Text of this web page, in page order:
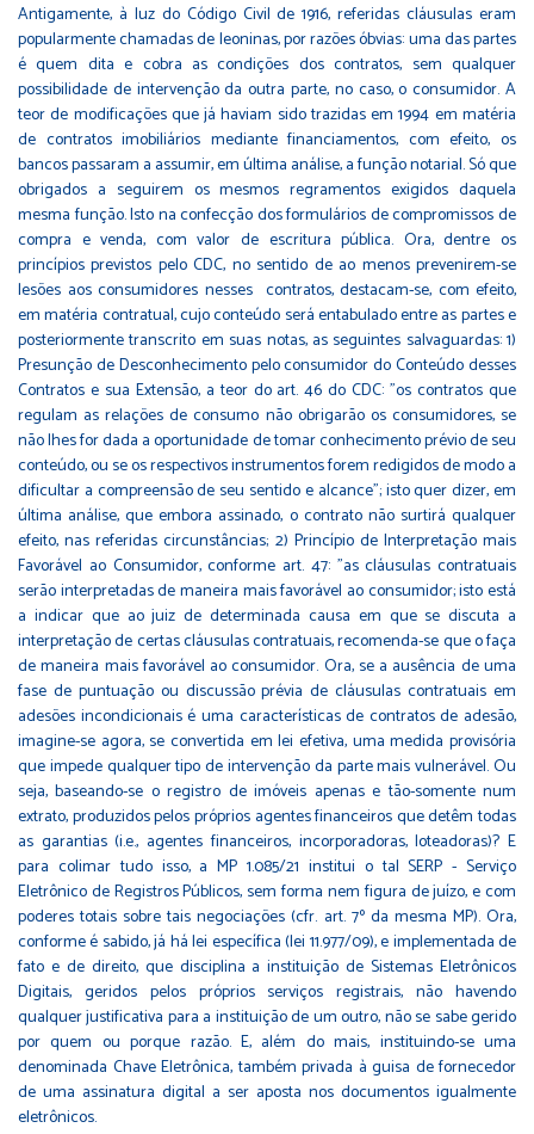
Antigamente, à luz do Código Civil de 1916, referidas cláusulas eram
popularmente chamadas de leoninas, por razões óbvias: uma das partes
é quem dita e cobra as condições dos contratos, sem qualquer
possibilidade de intervenção da outra parte, no caso, o consumidor. A
teor de modificações que já haviam sido trazidas em 1994 em matéria
de contratos imobiliários mediante financiamentos, com efeito, os
bancos passaram a assumir, em última análise, a função notarial. Só que
obrigados a seguirem os mesmos regramentos exigidos daquela
mesma função. Isto na confecção dos formulários de compromissos de
compra e venda, com valor de escritura pública. Ora, dentre os
princípios previstos pelo CDC, no sentido de ao menos prevenirem-se
lesões aos consumidores nesses contratos, destacam-se, com efeito,
em matéria contratual, cujo conteúdo será entabulado entre as partes e
posteriormente transcrito em suas notas, as seguintes salvaguardas: 1)
Presunção de Desconhecimento pelo consumidor do Conteúdo desses
Contratos e sua Extensão, a teor do art. 46 do CDC: "os contratos que
regulam as relações de consumo não obrigarão os consumidores, se
não lhes for dada a oportunidade de tomar conhecimento prévio de seu
conteúdo, ou se os respectivos instrumentos forem redigidos de modo a
dificultar a compreensão de seu sentido e alcance"; isto quer dizer, em
última análise, que embora assinado, o contrato não surtirá qualquer
efeito, nas referidas circunstâncias; 2) Princípio de Interpretação mais
Favorável ao Consumidor, conforme art. 47: "as cláusulas contratuais
serão interpretadas de maneira mais favorável ao consumidor; isto está
a indicar que ao juiz de determinada causa em que se discuta a
interpretação de certas cláusulas contratuais, recomenda-se que o faça
de maneira mais favorável ao consumidor. Ora, se a ausência de uma
fase de puntuação ou discussão prévia de cláusulas contratuais em
adesões incondicionais é uma características de contratos de adesão,
imagine-se agora, se convertida em lei efetiva, uma medida provisória
que impede qualquer tipo de intervenção da parte mais vulnerável. Ou
seja, baseando-se o registro de imóveis apenas e tão-somente num
extrato, produzidos pelos próprios agentes financeiros que detêm todas
as garantias (i.e., agentes financeiros, incorporadoras, loteadoras)? E
para colimar tudo isso, a MP 1.085/21 institui o tal SERP - Serviço
Eletrônico de Registros Públicos, sem forma nem figura de juízo, e com
poderes totais sobre tais negociações (cfr. art. 7º da mesma MP). Ora,
conforme é sabido, já há lei específica (lei 11.977/09), e implementada de
fato e de direito, que disciplina a instituição de Sistemas Eletrônicos
Digitais, geridos pelos próprios serviços registrais, não havendo
qualquer justificativa para a instituição de um outro, não se sabe gerido
por quem ou porque razão. E, além do mais, instituindo-se uma
denominada Chave Eletrônica, também privada à guisa de fornecedor
de uma assinatura digital a ser aposta nos documentos igualmente
eletrônicos.